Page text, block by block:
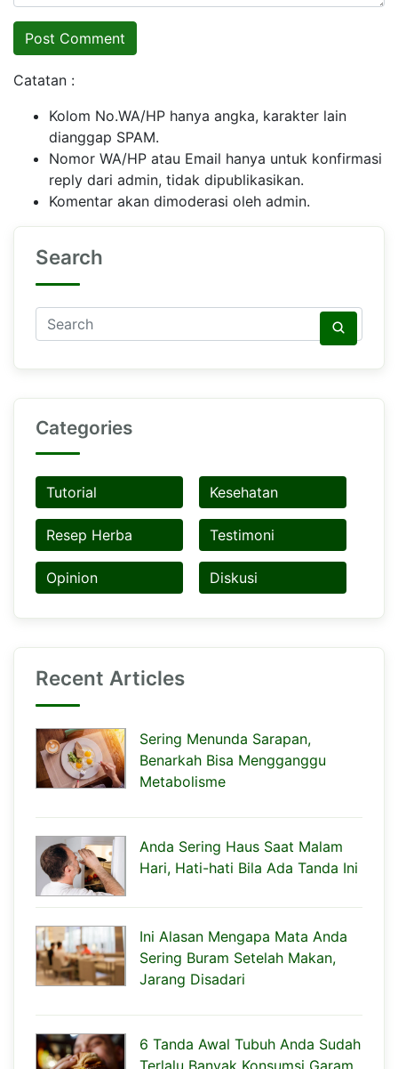
Catatan :
Kolom No.WA/HP hanya angka, karakter lain
dianggap SPAM.
Nomor WA/HP atau Email hanya untuk konfirmasi
reply dari admin, tidak dipublikasikan.
Komentar akan dimoderasi oleh admin.
Search
Categories
Tutorial Kesehatan
Resep Herba Testimoni
Opinion Diskusi
Recent Articles
Sering Menunda Sarapan,
Benarkah Bisa Mengganggu
Metabolisme
Anda Sering Haus Saat Malam
Hari, Hati-hati Bila Ada Tanda Ini
Ini Alasan Mengapa Mata Anda
Sering Buram Setelah Makan,
Jarang Disadari
6 Tanda Awal Tubuh Anda Sudah
Terlalu Banyak Konsumsi Garam